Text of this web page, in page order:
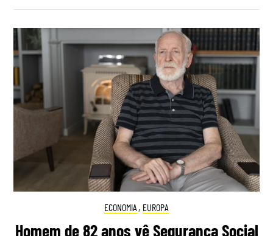
ECONOMIA , EUROPA
Homem de 82 anos vê Segurança Social